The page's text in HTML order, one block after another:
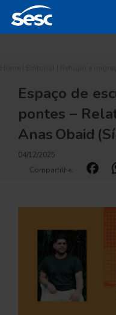
Espaço de
pontes –
Anas Obaid
04/12/2025
Compartilhe: